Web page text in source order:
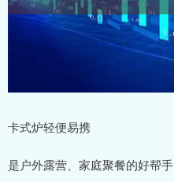
卡式炉轻便易携
是户外露营、家庭聚餐的好帮手